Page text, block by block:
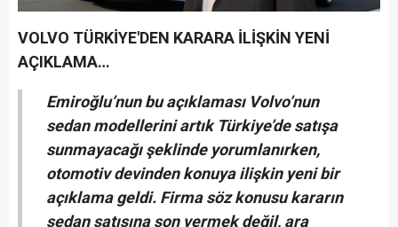
VOLVO TÜRKİYE'DEN KARARA İLİŞKİN YENİ
AÇIKLAMA…
Emiroğlu’nun bu açıklaması Volvo’nun
sedan modellerini artık Türkiye’de satışa
sunmayacağı şeklinde yorumlanırken,
otomotiv devinden konuya ilişkin yeni bir
açıklama geldi. Firma söz konusu kararın
sedan satışına son vermek değil, ara